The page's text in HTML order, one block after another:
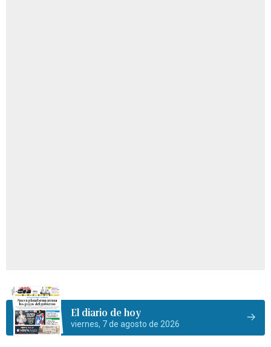
El diario de hoy
viernes, 7 de agosto de 2026